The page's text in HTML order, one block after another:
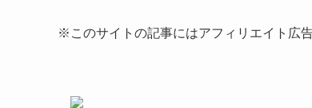
※このサイトの記事にはアフィリエイト広告